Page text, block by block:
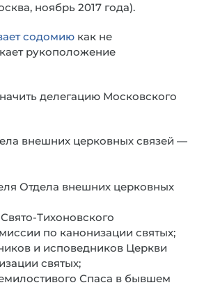
ноябрь 2017 года).
содомию как не
рукоположение
делегацию Московского
внешних церковных связей —
Отдела внешних церковных
Тихоновского
по канонизации святых;
и исповедников Церкви
святых;
Спаса в бывшем